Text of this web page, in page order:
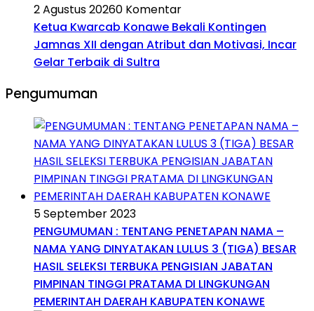
2 Agustus 20260 Komentar
Ketua Kwarcab Konawe Bekali Kontingen
Jamnas XII dengan Atribut dan Motivasi, Incar
Gelar Terbaik di Sultra
Pengumuman
5 September 2023
PENGUMUMAN : TENTANG PENETAPAN NAMA –
NAMA YANG DINYATAKAN LULUS 3 (TIGA) BESAR
HASIL SELEKSI TERBUKA PENGISIAN JABATAN
PIMPINAN TINGGI PRATAMA DI LINGKUNGAN
PEMERINTAH DAERAH KABUPATEN KONAWE